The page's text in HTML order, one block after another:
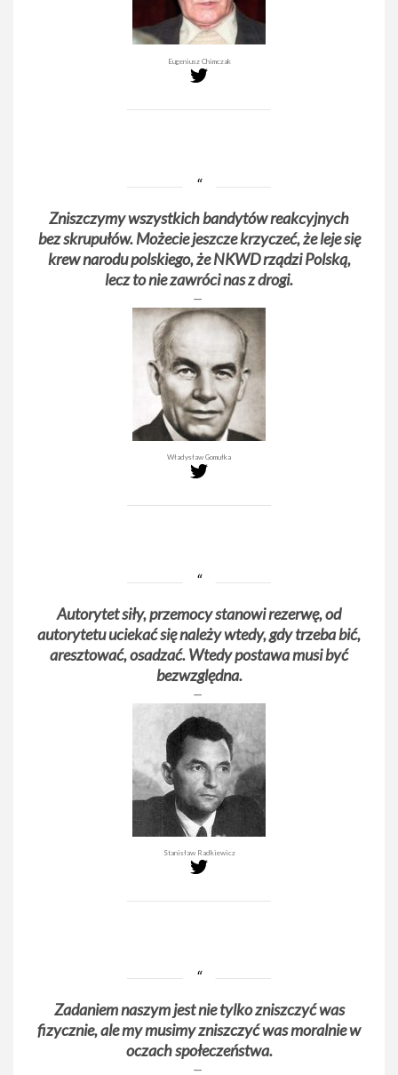
Eugeniusz Chimczak
Zniszczymy wszystkich bandytów reakcyjnych
bez skrupułów. Możecie jeszcze krzyczeć, że leje się
krew narodu polskiego, że NKWD rządzi Polską,
lecz to nie zawróci nas z drogi.
Władysław Gomułka
Autorytet siły, przemocy stanowi rezerwę, od
autorytetu uciekać się należy wtedy, gdy trzeba bić,
aresztować, osadzać. Wtedy postawa musi być
bezwzględna.
Stanisław Radkiewicz
Zadaniem naszym jest nie tylko zniszczyć was
fizycznie, ale my musimy zniszczyć was moralnie w
oczach społeczeństwa.